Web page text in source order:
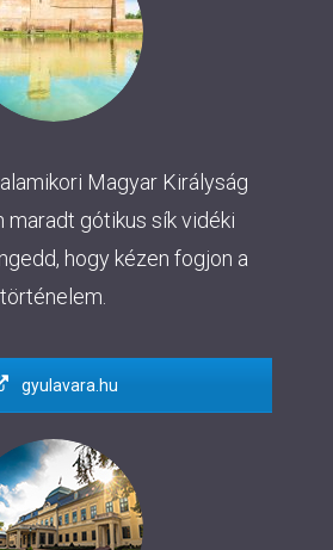
Magyar Királyság
maradt gótikus sík vidéki
hogy kézen fogjon a
történelem.
gyulavara.hu